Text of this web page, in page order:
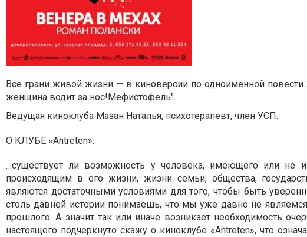
Все грани живой жизни — в киноверсии по одноименной
женщина водит за нос!Мефистофель".
Ведущая киноклуба Мазан Наталья, психотерапевт, член УСП.
О КЛУБЕ «Antreten»:
…существует ли возможность у человека, имеющего или не
происходящим в его жизни, жизни семьи, общества,
являются достаточными условиями для того, чтобы быть
столь давней истории понимаешь, что мы уже давно не
прошлого. А значит так или иначе возникает необходимость
настоящего подчеркнуто скажу о киноклубе «Antreten», что